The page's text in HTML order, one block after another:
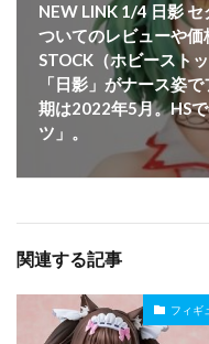
NEW LINK 1/4 日影
ついてのレビューや
STOCK（ホビースト
「日影」がナース姿
期は2022年5月。HS
ツ」。
関連する記事
フィギ